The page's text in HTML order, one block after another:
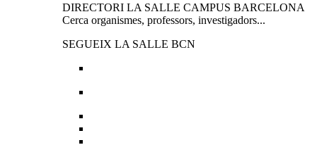
DIRECTORI LA SALLE CAMPUS BARCELONA
Cerca organismes, professors, investigadors...
SEGUEIX LA SALLE BCN